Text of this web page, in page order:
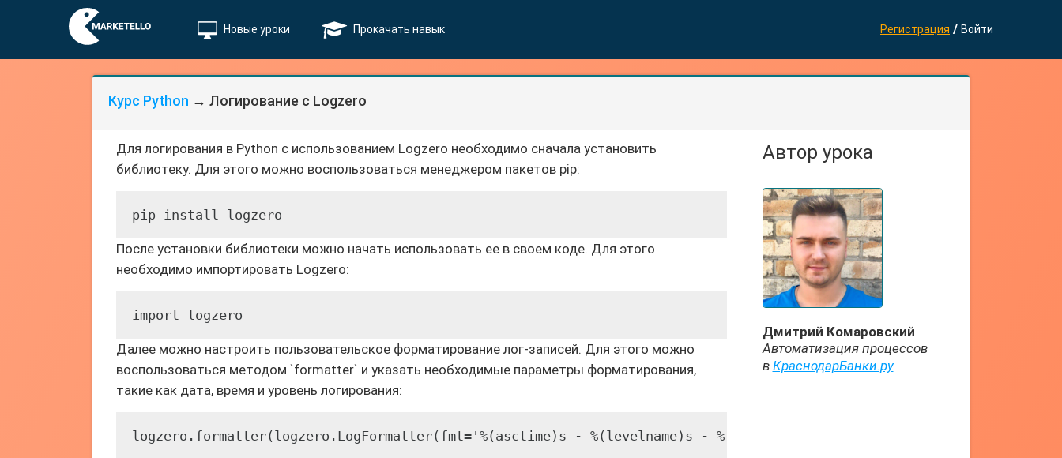
Новые уроки Прокачать навык Регистрация / Войти
Курс Python → Логирование с Logzero
Для логирования в Python с использованием Logzero необходимо сначала установить
библиотеку. Для этого можно воспользоваться менеджером пакетов pip:
pip install logzero
После установки библиотеки можно начать использовать ее в своем коде. Для этого
необходимо импортировать Logzero:
import logzero
Далее можно настроить пользовательское форматирование лог-записей. Для этого можно
воспользоваться методом `formatter` и указать необходимые параметры форматирования,
такие как дата, время и уровень логирования:
logzero.formatter(logzero.LogFormatter(fmt='%(asctime)s - %(levelname)s - %(message)s'))
Автор урока
Дмитрий Комаровский
Автоматизация процессов
в КраснодарБанки.ру